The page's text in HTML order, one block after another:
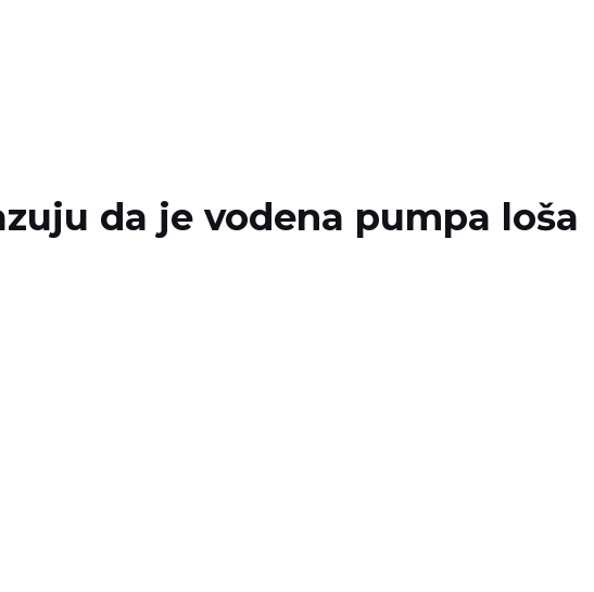
da je vodena pumpa loša